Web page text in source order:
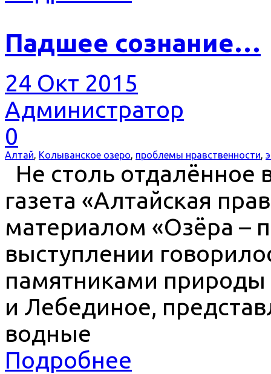
Падшее сознание…
24 Окт 2015
Администратор
0
Алтай, Колыванское озеро, проблемы нравственности,
Не столь отдалённое
газета «Алтайская
материалом «Озёра –
выступлении
памятниками природы
и Лебединое,
водные
Подробнее